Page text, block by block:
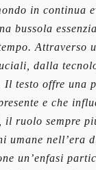
in continua
bussola
Attraverso
dalla
testo offre una
e che
il ruolo sempre
umane nell’era
un’enfasi